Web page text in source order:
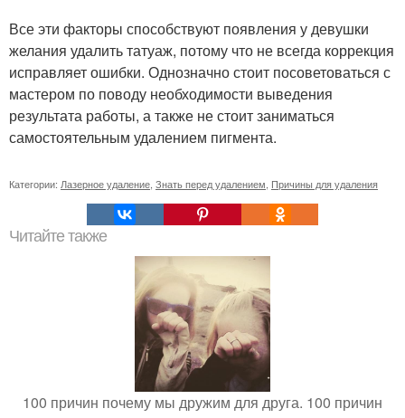
Все эти факторы способствуют появления у девушки
желания удалить татуаж, потому что не всегда коррекция
исправляет ошибки. Однозначно стоит посоветоваться с
мастером по поводу необходимости выведения
результата работы, а также не стоит заниматься
самостоятельным удалением пигмента.
Категории: Лазерное удаление Знать перед удалением Причины для удаления
Читайте также
100 причин почему мы дружим для друга. 100 причин